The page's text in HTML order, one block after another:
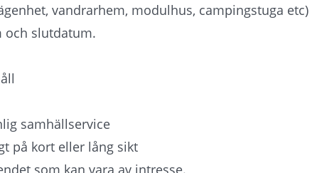
vandrarhem, modulhus, campingstuga etc)
slutdatum.
samhällservice
på kort eller lång sikt
som kan vara av intresse.